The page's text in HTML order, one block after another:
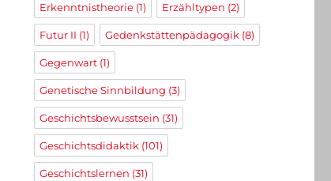
Erkenntnistheorie(1) Erzähltypen (2)
Futur II (1) Gedenkstättenpädagogik (8)
Gegenwart(1)
Genetische Sinnbildung (3)
Geschichtsbewusstsein (31)
Geschichtsdidaktik (101)
Geschichtslernen (31)